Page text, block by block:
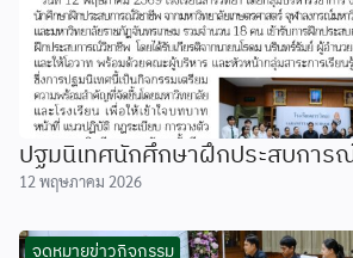
ปฐมนิเทศนักศึกษาฝึกประสบการ
12 พฤษภาคม 2026
จดหมายข่าวกิจกรรม